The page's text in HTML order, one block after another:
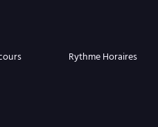
Rythme Horaires